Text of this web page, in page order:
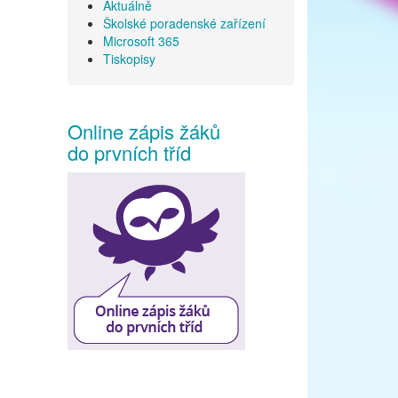
Aktuálně
Školské poradenské zařízení
Microsoft 365
Tiskopisy
Online zápis žáků
do prvních tříd